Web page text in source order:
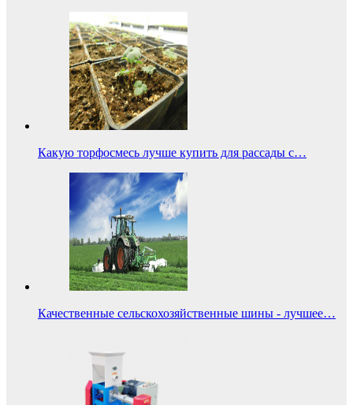
Какую торфосмесь лучше купить для рассады с…
Качественные сельскохозяйственные шины - лучшее…